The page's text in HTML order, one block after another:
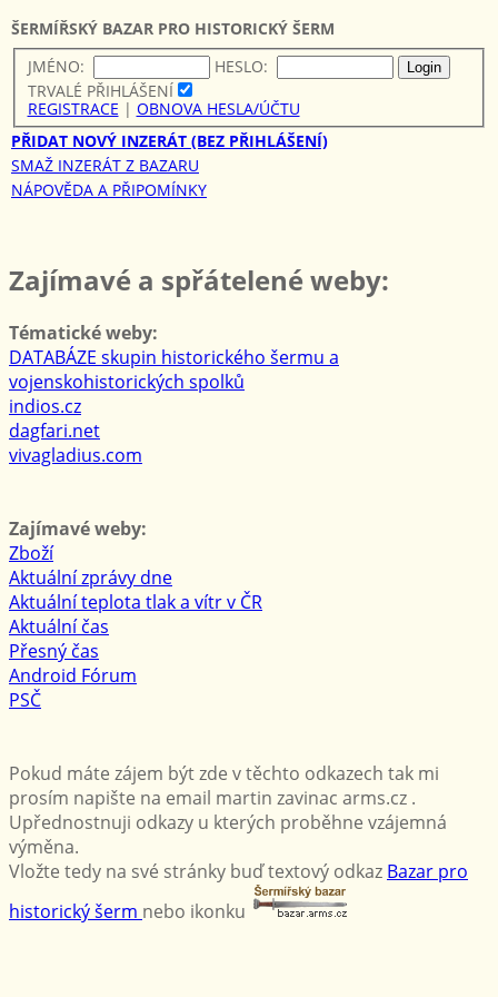
ŠERMÍŘSKÝ BAZAR PRO HISTORICKÝ ŠERM
JMÉNO:
HESLO:
TRVALÉ PŘIHLÁŠENÍ
REGISTRACE | OBNOVA HESLA/ÚČTU
PŘIDAT NOVÝ INZERÁT (BEZ PŘIHLÁŠENÍ)
SMAŽ INZERÁT Z BAZARU
NÁPOVĚDA A PŘIPOMÍNKY
Zajímavé a spřátelené weby:
Tématické weby:
DATABÁZE skupin historického šermu a
vojenskohistorických spolků
indios.cz
dagfari.net
vivagladius.com
Zajímavé weby:
Zboží
Aktuální zprávy dne
Aktuální teplota tlak a vítr v ČR
Aktuální čas
Přesný čas
Android Fórum
PSČ
Pokud máte zájem být zde v těchto odkazech tak mi
prosím napište na email martin zavinac arms.cz .
Upřednostnuji odkazy u kterých proběhne vzájemná
výměna.
Vložte tedy na své stránky buď textový odkaz Bazar pro
historický šerm nebo ikonku